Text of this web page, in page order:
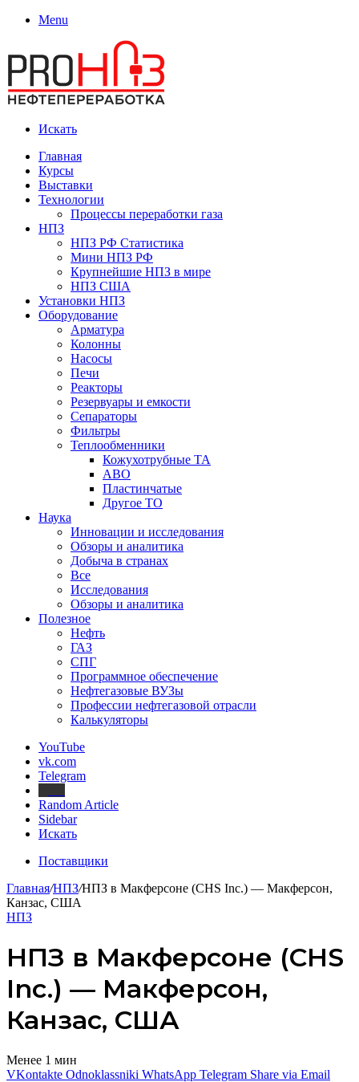
Menu
Искать
Главная
Курсы
Выставки
Технологии
Процессы переработки газа
НПЗ
НПЗ РФ Статистика
Мини НПЗ РФ
Крупнейшие НПЗ в мире
НПЗ США
Установки НПЗ
Оборудование
Арматура
Колонны
Насосы
Печи
Реакторы
Резервуары и емкости
Сепараторы
Фильтры
Теплообменники
Кожухотрубные ТА
АВО
Пластинчатые
Другое ТО
Наука
Инновации и исследования
Обзоры и аналитика
Добыча в странах
Все
Исследования
Обзоры и аналитика
Полезное
Нефть
ГАЗ
СПГ
Программное обеспечение
Нефтегазовые ВУЗы
Профессии нефтегазовой отрасли
Калькуляторы
YouTube
vk.com
Telegram
Random Article
Sidebar
Искать
Поставщики
Главная/НПЗ/НПЗ в Макферсоне (CHS Inc.) — Макферсон,
Канзас, США
НПЗ
НПЗ в Макферсоне (CHS
Inc.) — Макферсон,
Канзас, США
Менее 1 мин
VKontakte Odnoklassniki WhatsApp Telegram Share via Email